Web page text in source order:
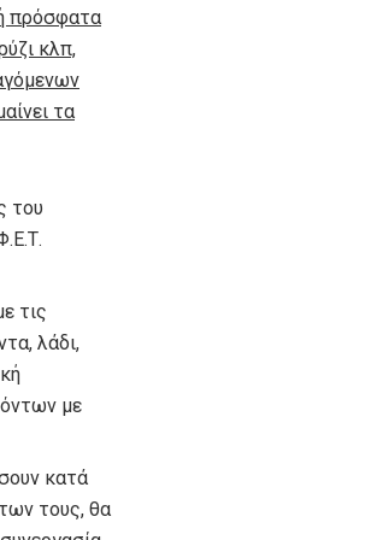
πρόσφατα
κλπ,
τα
του
τις
λάδι,
με
κατά
τους, θα